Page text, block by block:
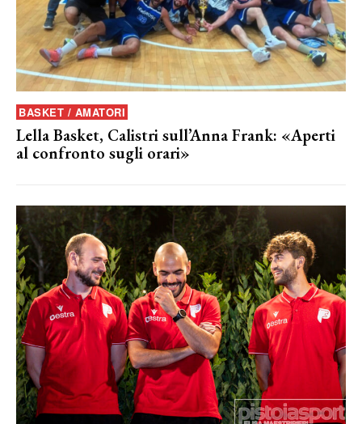
BASKET / AMATORI
Lella Basket, Calistri sull’Anna Frank: «Aperti
al confronto sugli orari»